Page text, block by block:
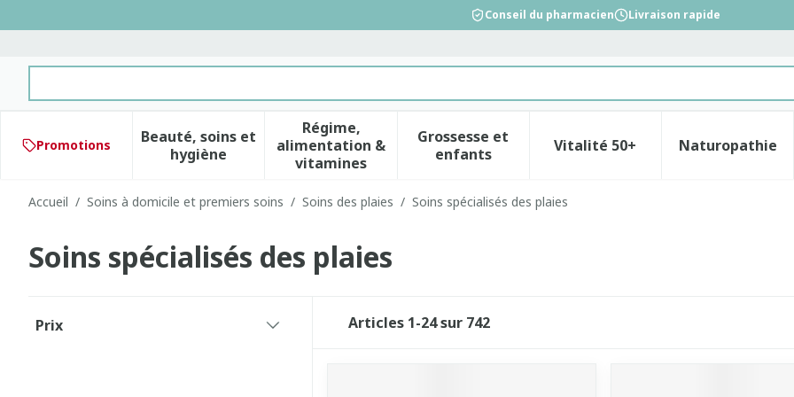
Conseil du pharmacien Livraison rapide
Promotions
Beauté, soins et
hygièneAfficher le sous-menu pour la catégorie Beauté, soins et hygiène
Régime,
alimentation &
vitamines
Afficher le sous-menu pour la catégorie Régime, alimentation &
Grossesse et
enfants
Afficher le sous-menu pour la catégorie
Vitalité 50+Afficher le sous-menu pour
Naturopathie
Afficher
Accueil / Soins à domicile et premiers soins / Soins des plaies / Soins spécialisés des plaies
Soins spécialisés des plaies
Prix
Articles 1-24sur 742